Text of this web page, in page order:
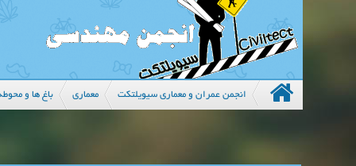
انجمن عمران و معماری سیویلتکت معماری باغ ها و